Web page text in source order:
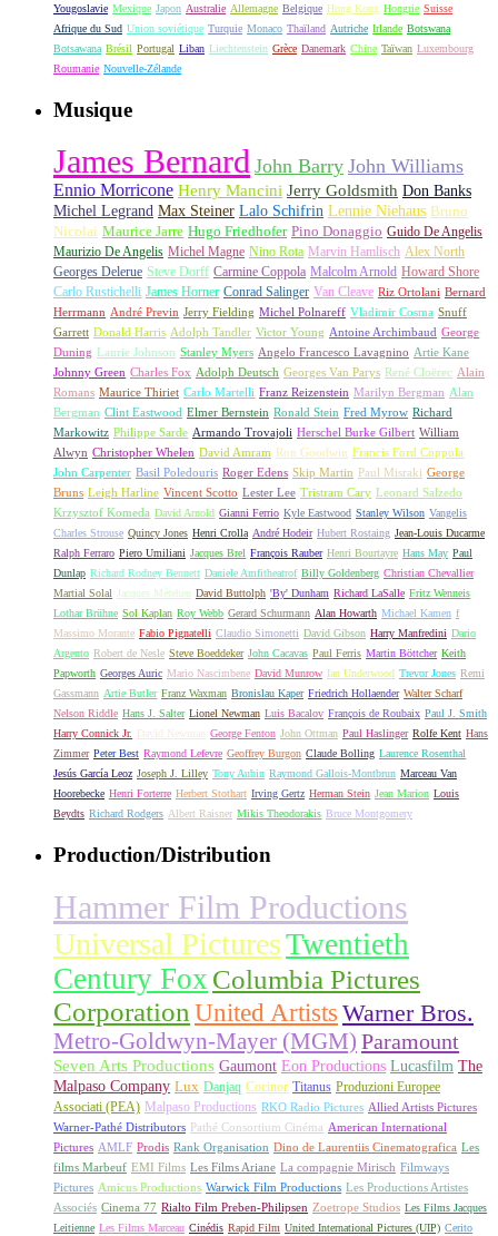
Yougoslavie Mexique Japon Australie Allemagne Belgique Hong Kong Hongrie Suisse
Afrique du Sud Union soviétique Turquie Monaco Thaïland Autriche Irlande Botswana
Botsawana Brésil Portugal Liban Liechtenstein Grèce Danemark Chine Taïwan Luxembourg
Roumanie Nouvelle-Zélande
Musique
James Bernard John Barry John Williams
Ennio Morricone Henry Mancini Jerry Goldsmith Don Banks
Michel Legrand Max Steiner Lalo Schifrin Lennie Niehaus Bruno
Nicolai Maurice Jarre Hugo Friedhofer Pino Donaggio Guido De Angelis
Maurizio De Angelis Michel Magne Nino Rota Marvin Hamlisch Alex North
Georges Delerue Steve Dorff Carmine Coppola Malcolm Arnold Howard Shore
Carlo Rustichelli James Horner Conrad Salinger Van Cleave Riz Ortolani Bernard
Herrmann André Previn Jerry Fielding Michel Polnareff Vladimir Cosma Snuff
Garrett Donald Harris Adolph Tandler Victor Young Antoine Archimbaud George
Duning Laurie Johnson Stanley Myers Angelo Francesco Lavagnino Artie Kane
Johnny Green Charles Fox Adolph Deutsch Georges Van Parys René Cloërec Alain
Romans Maurice Thiriet Carlo Martelli Franz Reizenstein Marilyn Bergman Alan
Bergman Clint Eastwood Elmer Bernstein Ronald Stein Fred Myrow Richard
Markowitz Philippe Sarde Armando Trovajoli Herschel Burke Gilbert William
Alwyn Christopher Whelen David Amram Ron Goodwin Francis Ford Coppola
John Carpenter Basil Poledouris Roger Edens Skip Martin Paul Misraki George
Bruns Leigh Harline Vincent Scotto Lester Lee Tristram Cary Leonard Salzedo
Krzysztof Komeda David Arnold Gianni Ferrio Kyle Eastwood Stanley Wilson Vangelis
Charles Strouse Quincy Jones Henri Crolla André Hodeir Hubert Rostaing Jean-Louis Ducarme
Ralph Ferraro Piero Umiliani Jacques Brel François Rauber Henri Bourtayre Hans May Paul
Dunlap Richard Rodney Bennett Daniele Amfitheatrof Billy Goldenberg Christian Chevallier
Martial Solal Jacques Métehen David Buttolph 'By' Dunham Richard LaSalle Fritz Wenneis
Lothar Brühne Sol Kaplan Roy Webb Gerard Schurmann Alan Howarth Michael Kamen f
Massimo Morante Fabio Pignatelli Claudio Simonetti David Gibson Harry Manfredini Dario
Argento Robert de Nesle Steve Boeddeker John Cacavas Paul Ferris Martin Böttcher Keith
Papworth Georges Auric Mario Nascimbene David Munrow Ian Underwood Trevor Jones Remi
Gassmann Artie Butler Franz Waxman Bronislau Kaper Friedrich Hollaender Walter Scharf
Nelson Riddle Hans J. Salter Lionel Newman Luis Bacalov François de Roubaix Paul J. Smith
Harry Connick Jr.
David Newman George Fenton John Ottman Paul Haslinger Rolfe Kent Hans
Zimmer Peter Best Raymond Lefevre Geoffrey Burgon Claude Bolling Laurence Rosenthal
Jesús García Leoz Joseph J. Lilley Tony Aubin Raymond Gallois-Montbrun Marceau Van
Hoorebecke Henri Forterre Herbert Stothart Irving Gertz Herman Stein Jean Marion Louis
Beydts Richard Rodgers Albert Raisner Mikis Theodorakis Bruce Montgomery
Production/Distribution
Hammer Film Productions
Universal PicturesTwentieth
Century Fox Columbia Pictures
Corporation United Artists Warner Bros.
Metro-Goldwyn-Mayer (MGM) Paramount
Seven Arts Productions Gaumont Eon Productions Lucasfilm The
Malpaso Company Lux Danjaq Cocinor Titanus Produzioni Europee
Associati (PEA) Malpaso Productions RKO Radio Pictures Allied Artists Pictures
Warner-Pathé Distributors Pathé Consortium Cinéma American International
Pictures AMLF Prodis Rank Organisation Dino de Laurentiis Cinematografica Les
films Marbeuf EMI Films Les Films Ariane La compagnie Mirisch Filmways
Pictures Amicus Productions Warwick Film Productions Les Productions Artistes
Associés Cinema 77 Rialto Film Preben-Philipsen Zoetrope Studios Les Films Jacques
Leitienne Les Films Marceau Cinédis Rapid Film United International Pictures (UIP) Cerito